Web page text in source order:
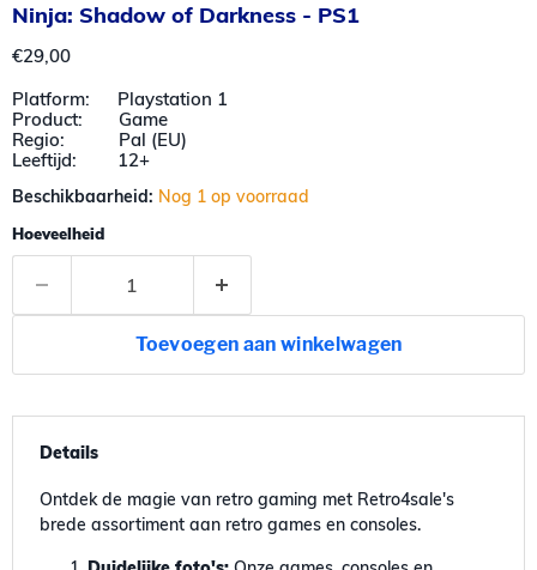
Ninja: Shadow of Darkness - PS1
Huidige prijs
€29,00
Platform: Playstation 1
Product: Game
Regio: Pal (EU)
Leeftijd: 12+
Beschikbaarheid: Nog 1 op voorraad
Hoeveelheid
Toevoegen aan winkelwagen
Details
Ontdek de magie van retro gaming met Retro4sale's
brede assortiment aan retro games en consoles.